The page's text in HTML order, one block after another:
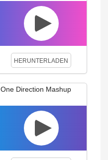
HERUNTERLADEN
One Direction Mashup